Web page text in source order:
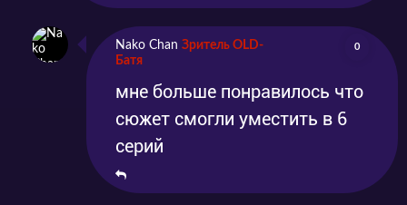
Nako Chan Зритель OLD-
Батя
0
мне больше понравилось что
сюжет смогли уместить в 6
серий